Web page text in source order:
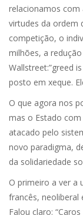
relacionamos com
virtudes da ordem
competição, o
milhões, a
Wallstreet:”greed
posto em xeque.
O que agora nos
mas o Estado
atacado pelo
novo paradigma,
da solidariedade
O primeiro a ver a
francês, neoliberal
Falou claro: